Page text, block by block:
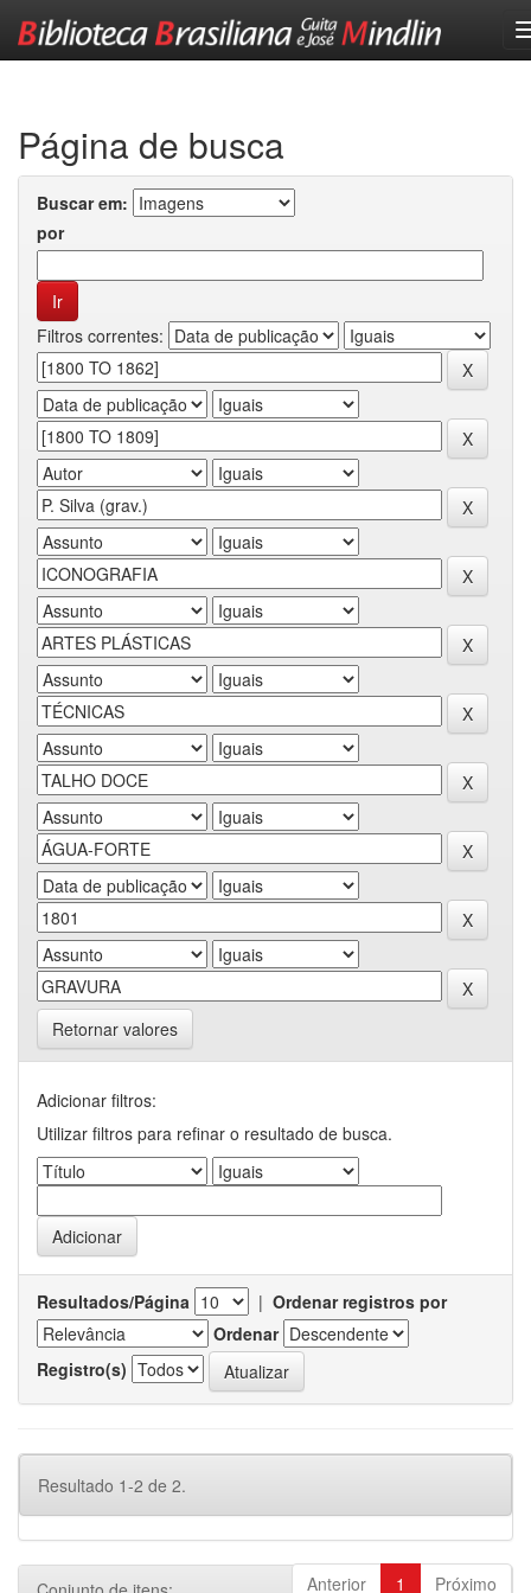
Página de busca
Buscar em:
por
Filtros correntes:
Retornar valores
Adicionar filtros:
Utilizar filtros para refinar o resultado de busca.
Resultados/Página | Ordenar registros por
Ordenar
Registro(s)
Resultado 1-2 de 2.
Anterior 1 Próximo